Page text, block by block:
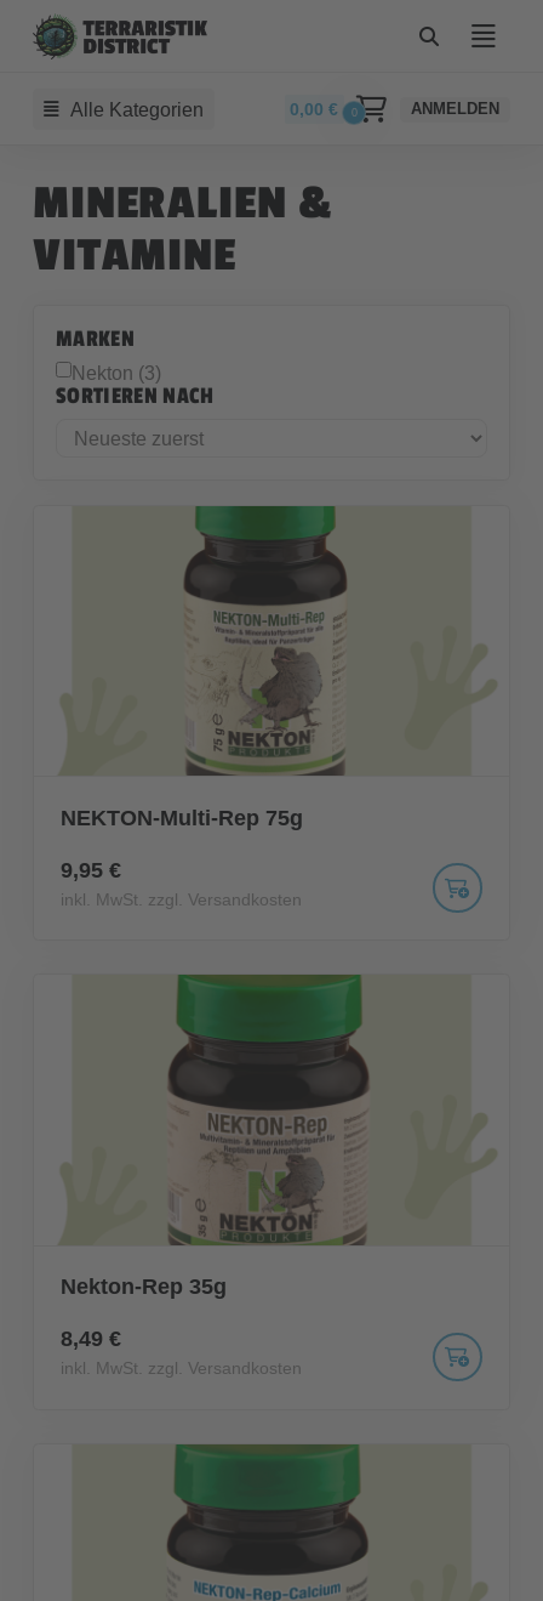
Alle Kategorien 0,00€ 0 ANMELDEN
MINERALIEN &
VITAMINE
MARKEN
Nekton (3)
SORTIEREN NACH
NEKTON-Multi-Rep 75g
9,95 €
inkl. MwSt. zzgl. Versandkosten
Nekton-Rep 35g
8,49 €
inkl. MwSt. zzgl. Versandkosten